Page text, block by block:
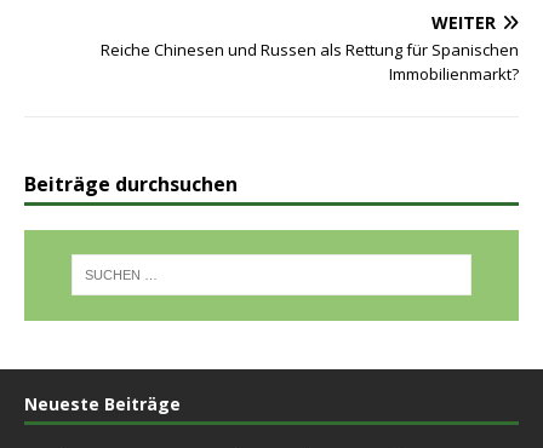
WEITER
Reiche Chinesen und Russen als Rettung für Spanischen
Immobilienmarkt?
Beiträge durchsuchen
Neueste Beiträge